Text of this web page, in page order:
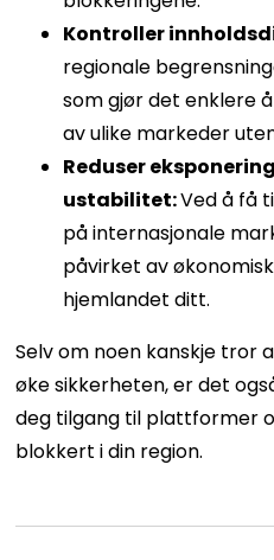
Kontroller
regionale
som gjør det enklere
av ulike markeder
Reduser
ustabilitet:Ved å få
på internasjonale
påvirket av
hjemlandet ditt.
Selv om noen kanskje tror
øke sikkerheten, er det
deg tilgang til plattformer
blokkert i din region.